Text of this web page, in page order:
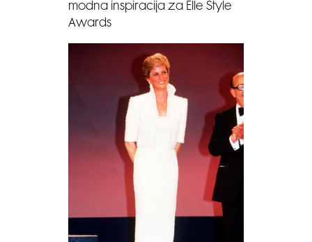
modna inspiracija za Elle Style
Awards